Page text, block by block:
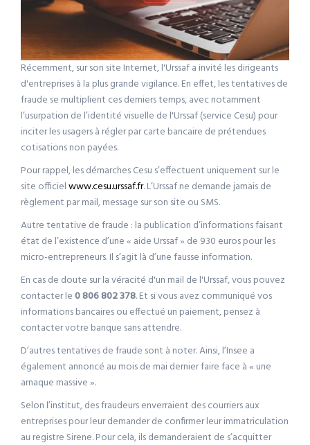
Récemment, sur son site Internet, l'Urssaf a invité les dirigeants
d'entreprises à la plus grande vigilance. En effet, les tentatives de
fraude se multiplient ces derniers temps, avec notamment
l’usurpation de l’identité visuelle de l'Urssaf (service Cesu) pour
inciter les usagers à régler par carte bancaire de prétendues
cotisations non payées.
Pour rappel, les démarches Cesu s’effectuent uniquement sur le
site officielwww.cesu.urssaf.fr. L’Urssaf ne demande jamais de
règlement par mail, message sur son site ou SMS.
Autre tentative de fraude : la publication d’informations faisant
état de l’existence d’une « aide Urssaf » de 930 euros pour les
micro-entrepreneurs. Il s’agit là d’une fausse information.
En cas de doute sur la véracité d'un mail de l'Urssaf, vous pouvez
contacter le0 806 802 378. Et si vous avez communiqué vos
informations bancaires ou effectué un paiement, pensez à
contacter votre banque sans attendre.
D’autres tentatives de fraude sont à noter. Ainsi, l’Insee a
également annoncé au mois de mai dernier faire face à « une
arnaque massive ».
Selon l’institut, des fraudeurs enverraient des courriers aux
entreprises pour leur demander de confirmer leur immatriculation
au registre Sirene. Pour cela, ils demanderaient de s’acquitter